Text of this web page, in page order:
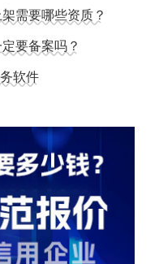
需要哪些资质？
要备案吗？
软件